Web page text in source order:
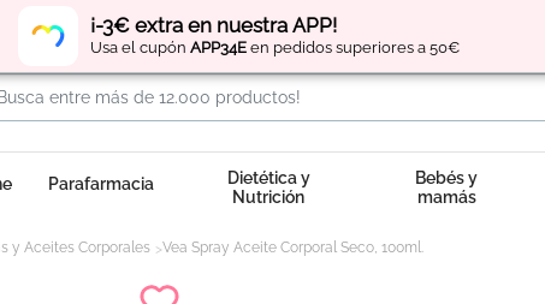
¡-3€ extra en nuestra APP!
Usa el cupón APP34E en pedidos superiores a 50€
Regístratey obtén
Parafarmacia
Dietética y
Nutrición
Bebés y
mamás
y Aceites Corporales Vea Spray Aceite Corporal Seco, 100ml.